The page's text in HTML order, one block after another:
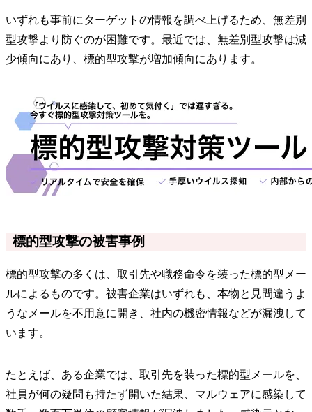
いずれも事前にターゲットの情報を調べ上げるため、無差別
型攻撃より防ぐのが困難です。最近では、無差別型攻撃は減
少傾向にあり、標的型攻撃が増加傾向にあります。
標的型攻撃の被害事例
標的型攻撃の多くは、取引先や職務命令を装った標的型メー
ルによるものです。被害企業はいずれも、本物と見間違うよ
うなメールを不用意に開き、社内の機密情報などが漏洩して
います。
たとえば、ある企業では、取引先を装った標的型メールを、
社員が何の疑問も持たず開いた結果、マルウェアに感染して